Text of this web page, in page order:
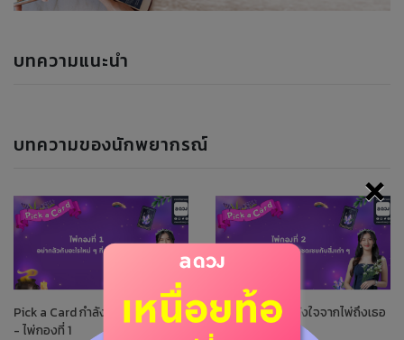
×
บทความแนะนำ
บทความของนักพยากรณ์
Pick a Card กำลังใจจากไพ่ถึงเธอ
- ไพ่กองที่ 1
Pick a Card กำลังใจจากไพ่ถึงเธอ